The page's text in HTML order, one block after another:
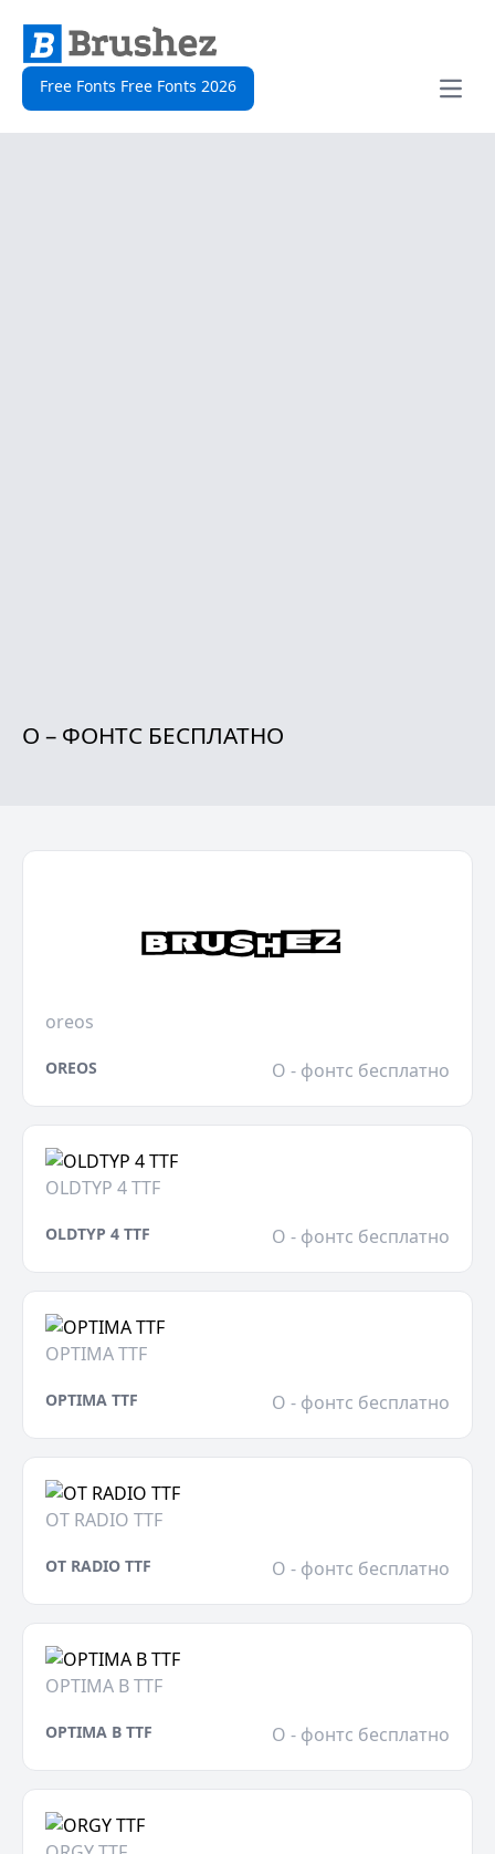
Free Fonts Free Fonts 2026
Open
O – ФОНТС БЕСПЛАТНО
oreos
OREOS O - фонтс бесплатно
OLDTYP 4 TTF
OLDTYP 4 TTF O - фонтс бесплатно
OPTIMA TTF
OPTIMA TTF O - фонтс бесплатно
OT RADIO TTF
OT RADIO TTF O - фонтс бесплатно
OPTIMA B TTF
OPTIMA B TTF O - фонтс бесплатно